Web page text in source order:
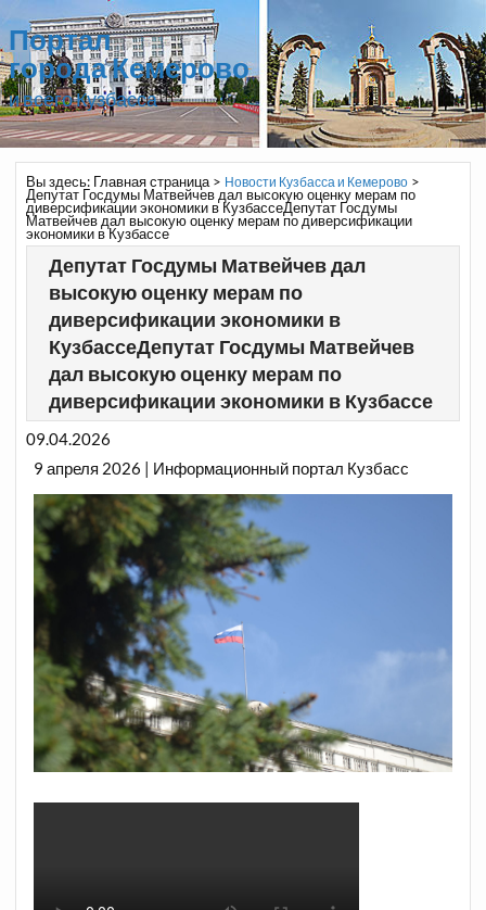
Портал
города Кемерово
и всего Кузбасса
Вы здесь: Главная страница> Новости Кузбасса и Кемерово>
Депутат Госдумы Матвейчев дал высокую оценку мерам по
диверсификации экономики в КузбассеДепутат Госдумы
Матвейчев дал высокую оценку мерам по диверсификации
экономики в Кузбассе
Депутат Госдумы Матвейчев дал
высокую оценку мерам по
диверсификации экономики в
КузбассеДепутат Госдумы Матвейчев
дал высокую оценку мерам по
диверсификации экономики в Кузбассе
09.04.2026
9 апреля 2026 | Информационный портал Кузбасс